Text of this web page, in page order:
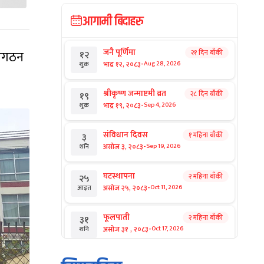
आगामी बिदाहरु
१२
शुक्र
जनै पूर्णिमा
भाद्र १२, २०८३-Aug 28, 2026
२१ दिन बाँकी
१९
शुक्र
श्रीकृष्ण जन्माष्टमी व्रत
भाद्र १९, २०८३-Sep 4, 2026
२८ दिन बाँकी
३
शनि
संविधान दिवस
असोज ३, २०८३-Sep 19, 2026
१ महिना बाँकी
२५
आइत
घटस्थापना
असोज २५, २०८३-Oct 11, 2026
२ महिना बाँकी
३१
शनि
फूलपाती
असोज ३१ , २०८३-Oct 17, 2026
२ महिना बाँकी
कार्तिक सङ्क्रान्ति